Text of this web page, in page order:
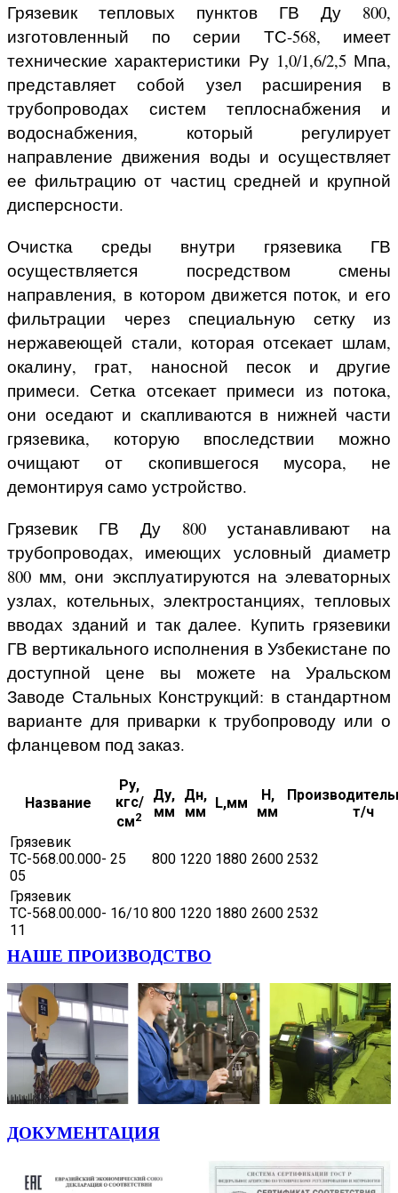
Грязевик тепловых пунктов ГВ Ду 800,
изготовленный по серии ТС-568, имеет
технические характеристики Ру 1,0/1,6/2,5 Мпа,
представляет собой узел расширения в
трубопроводах систем теплоснабжения и
водоснабжения, который регулирует
направление движения воды и осуществляет
ее фильтрацию от частиц средней и крупной
дисперсности.
Очистка среды внутри грязевика ГВ
осуществляется посредством смены
направления, в котором движется поток, и его
фильтрации через специальную сетку из
нержавеющей стали, которая отсекает шлам,
окалину, грат, наносной песок и другие
примеси. Сетка отсекает примеси из потока,
они оседают и скапливаются в нижней части
грязевика, которую впоследствии можно
очищают от скопившегося мусора, не
демонтируя само устройство.
Грязевик ГВ Ду 800 устанавливают на
трубопроводах, имеющих условный диаметр
800 мм, они эксплуатируются на элеваторных
узлах, котельных, электростанциях, тепловых
вводах зданий и так далее. Купить грязевики
ГВ вертикального исполнения в Узбекистане по
доступной цене вы можете на Уральском
Заводе Стальных Конструкций: в стандартном
варианте для приварки к трубопроводу или о
фланцевом под заказ.
Название
Ру,
кгс/
см2
Ду,
мм
Дн,
мм
L,мм
H,
мм
т/ч
Грязевик
ТС-568.00.000-
05
25 800 1220 1880 2600 2532
Грязевик
ТС-568.00.000-
11
16/10 800 1220 1880 2600 2532
НАШЕ ПРОИЗВОДСТВО
ДОКУМЕНТАЦИЯ